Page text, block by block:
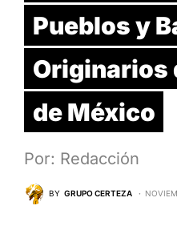
Pueblos y
Originarios
de México
Por: Redacción
BY GRUPO CERTEZA